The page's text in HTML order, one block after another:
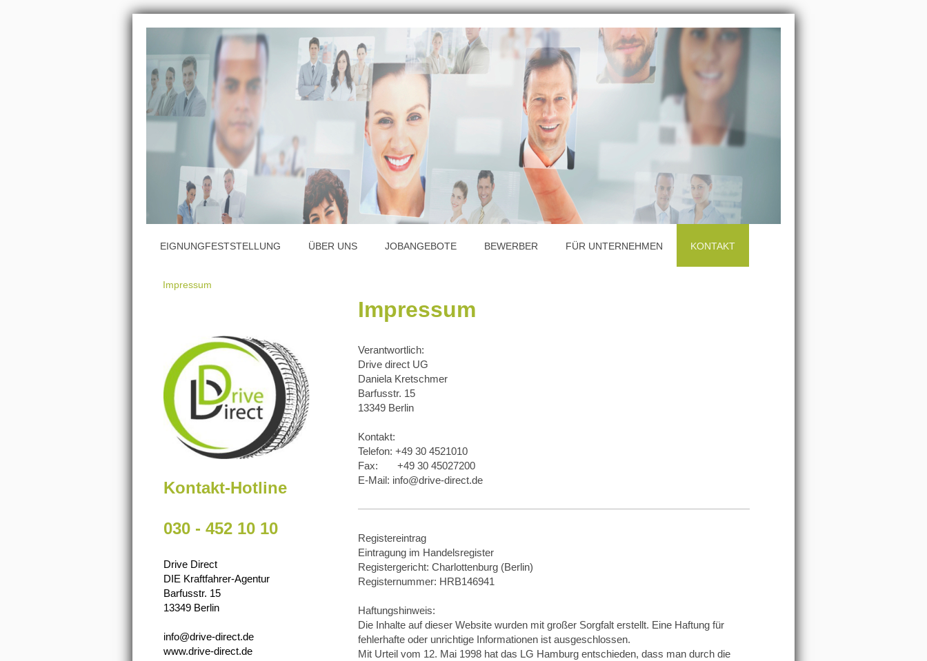
EIGNUNGFESTSTELLUNG ÜBER UNS JOBANGEBOTE BEWERBER FÜR UNTERNEHMEN KONTAKT
Impressum
Verantwortlich:
Drive direct UG
Daniela Kretschmer
Barfusstr. 15
13349 Berlin
Kontakt:
Telefon: +49 30 4521010
Fax: +49 30 45027200
E-Mail: info@drive-direct.de
Registereintrag
Eintragung im Handelsregister
Registergericht: Charlottenburg (Berlin)
Registernummer: HRB146941
Haftungshinweis:
Die Inhalte auf dieser Website wurden mit großer Sorgfalt erstellt. Eine Haftung für
fehlerhafte oder unrichtige Informationen ist ausgeschlossen.
Mit Urteil vom 12. Mai 1998 hat das LG Hamburg entschieden, dass man durch die
Impressum
Kontakt-Hotline
030 - 452 10 10
Drive Direct
DIE Kraftfahrer-Agentur
Barfusstr. 15
13349 Berlin
info@drive-direct.de
www.drive-direct.de